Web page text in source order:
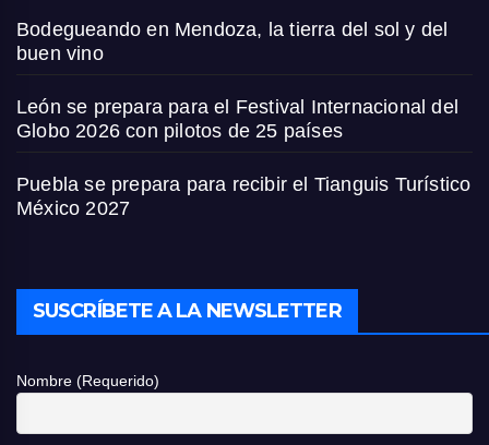
Bodegueando en Mendoza, la tierra del sol y del
buen vino
León se prepara para el Festival Internacional del
Globo 2026 con pilotos de 25 países
Puebla se prepara para recibir el Tianguis Turístico
México 2027
SUSCRÍBETE A LA NEWSLETTER
Nombre (Requerido)